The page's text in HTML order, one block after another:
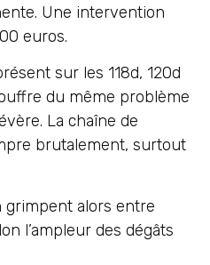
Une intervention
euros.
sur les 118d, 120d
du même problème
La chaîne de
brutalement, surtout
grimpent alors entre
l’ampleur des dégâts